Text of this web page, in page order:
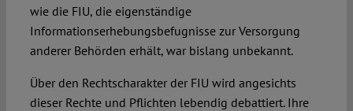
wie die FIU, die eigenständige
Informationserhebungsbefugnisse zur Versorgung
anderer Behörden erhält, war bislang unbekannt.
Über den Rechtscharakter der FIU wird angesichts
dieser Rechte und Pflichten lebendig debattiert. Ihre